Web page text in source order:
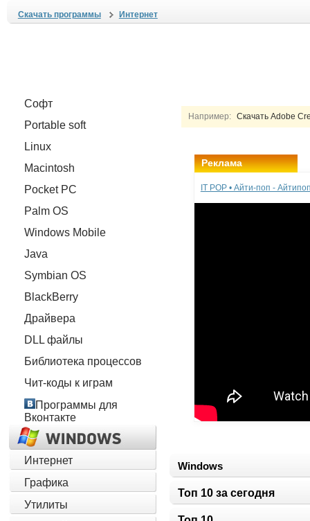
Скачать программы Интернет
Например: Скачать Adobe
Софт
Portable soft
Linux
Macintosh
Pocket PC
Palm OS
Windows Mobile
Java
Symbian OS
BlackBerry
Драйвера
DLL файлы
Библиотека процессов
Чит-коды к играм
Программы для
Вконтакте
Интернет
Графика
Утилиты
Реклама
IT POP • Айти-поп -
Windows
Топ 10 за сегодня